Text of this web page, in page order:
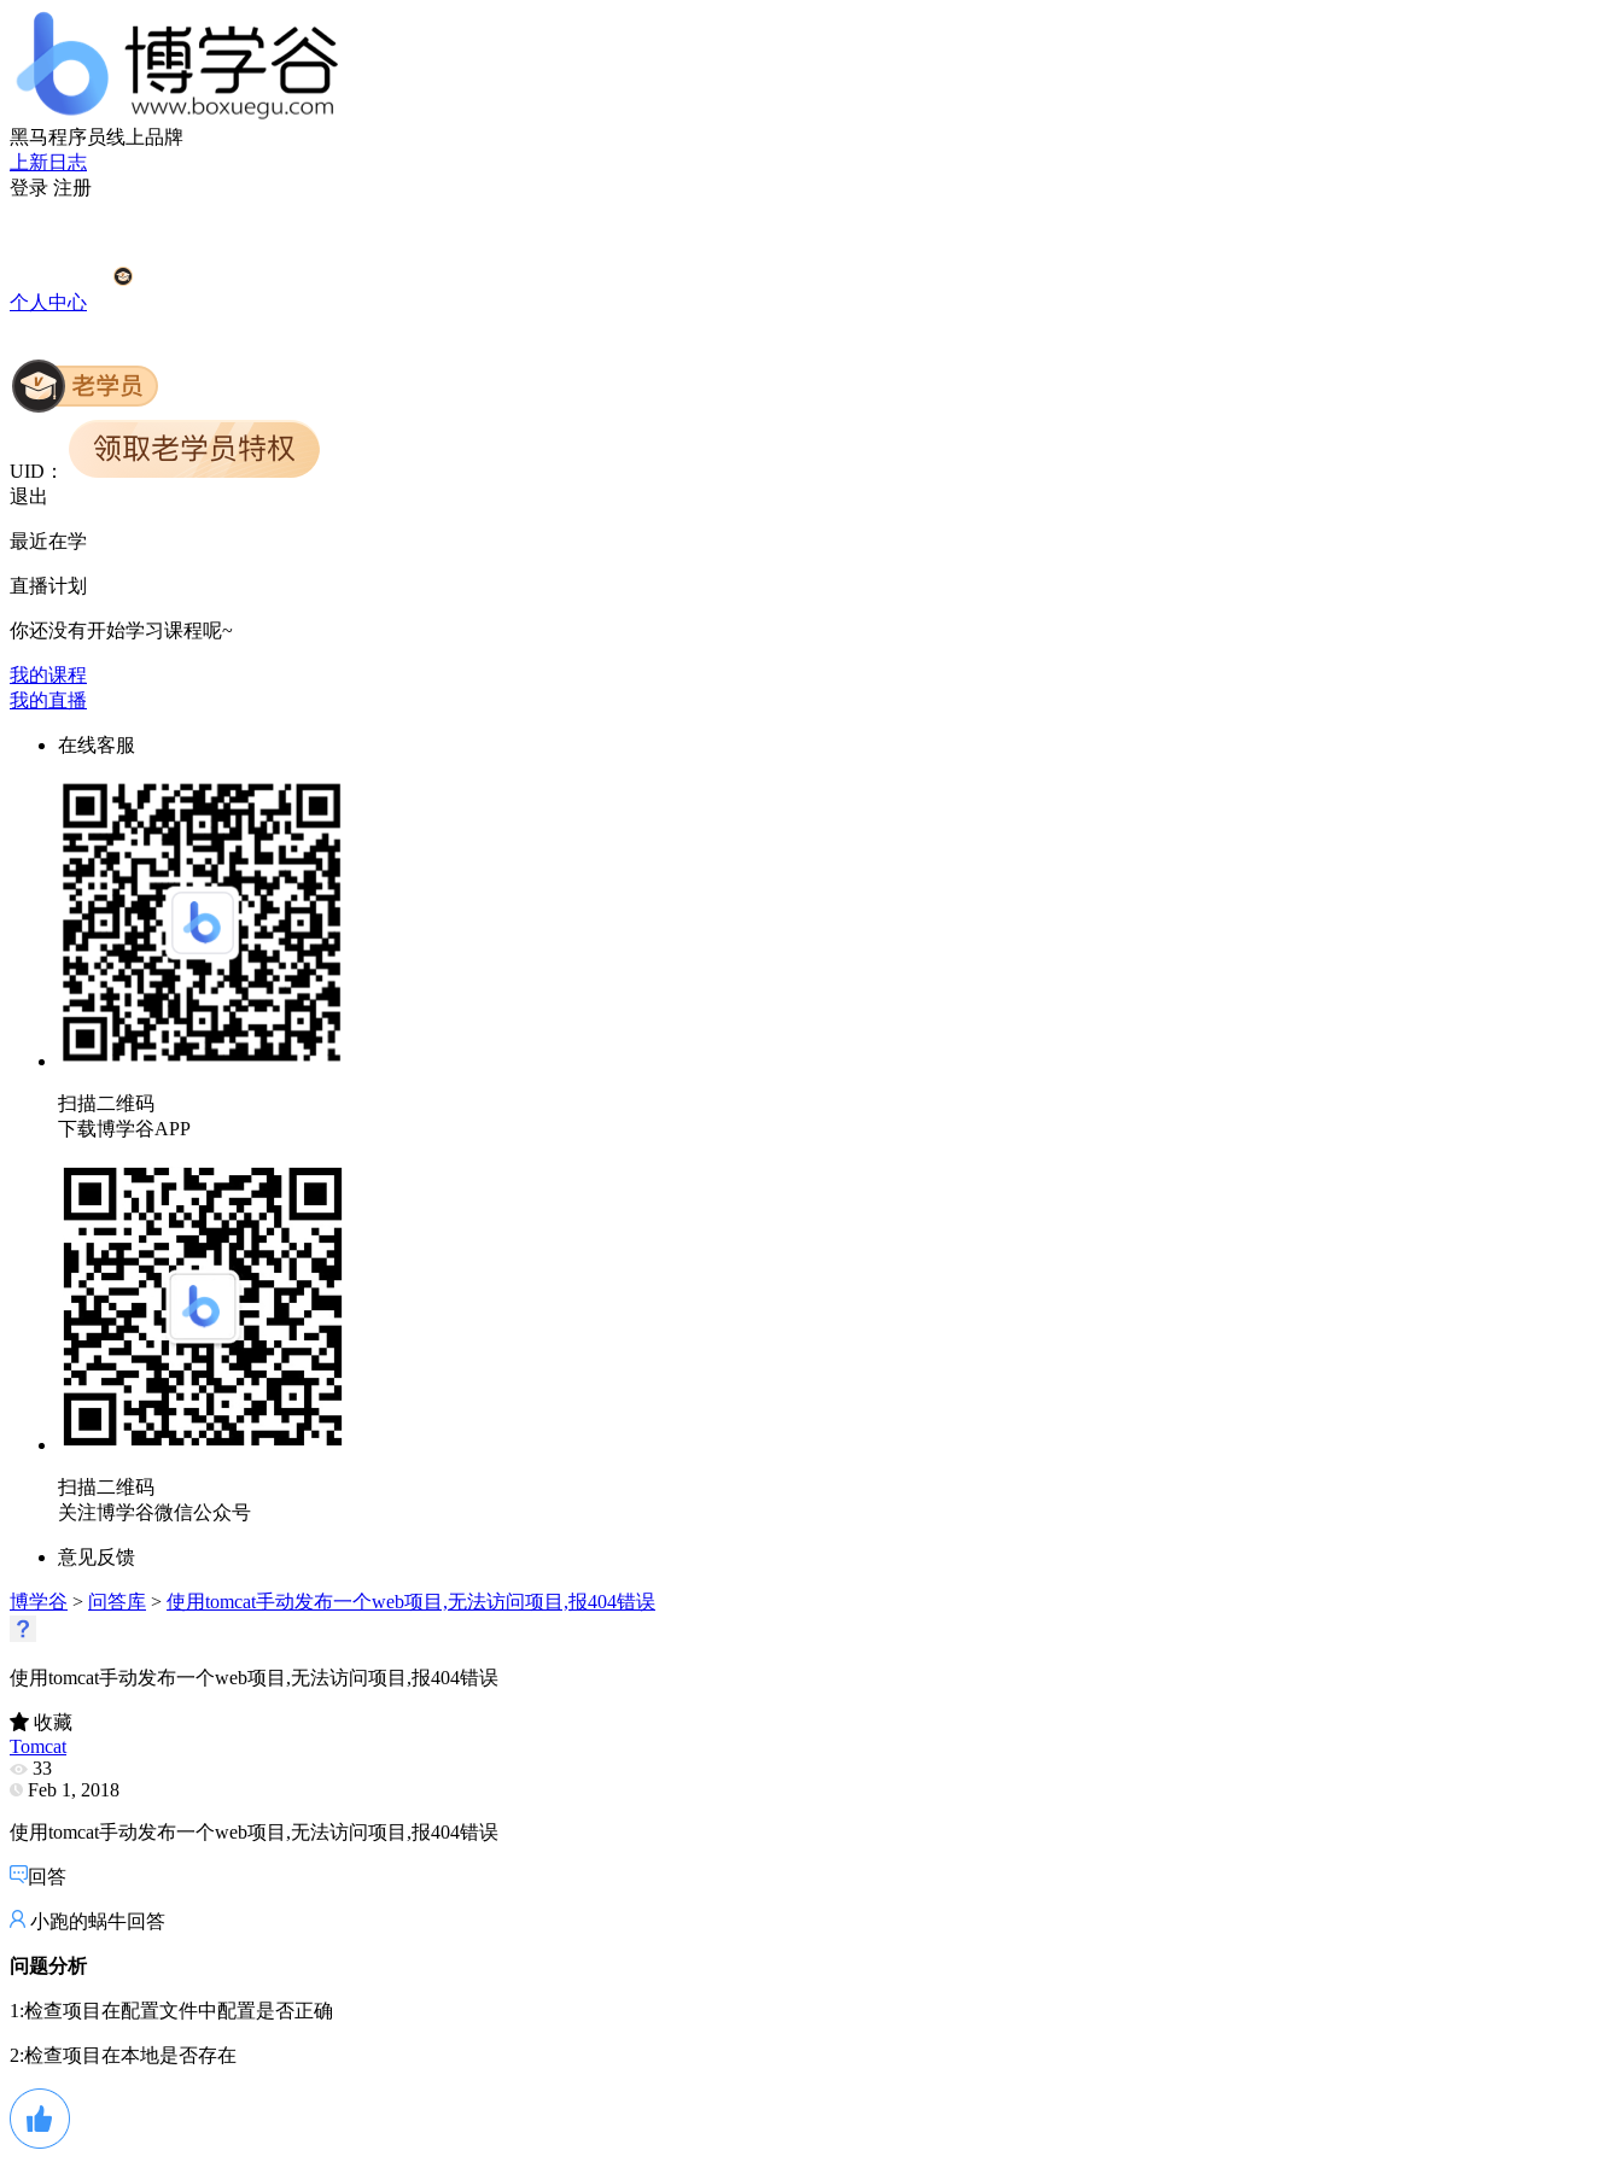
黑马程序员线上品牌
上新日志
登录 注册
个人中心
UID：
退出
最近在学
直播计划
你还没有开始学习课程呢~
我的课程
我的直播
在线客服
扫描二维码
下载博学谷APP
扫描二维码
关注博学谷微信公众号
意见反馈
博学谷 > 问答库 > 使用tomcat手动发布一个web项目,无法访问项目,报404错误
使用tomcat手动发布一个web项目,无法访问项目,报404错误
收藏
Tomcat
33
Feb 1, 2018
使用tomcat手动发布一个web项目,无法访问项目,报404错误
回答
小跑的蜗牛回答
问题分析
1:检查项目在配置文件中配置是否正确
2:检查项目在本地是否存在